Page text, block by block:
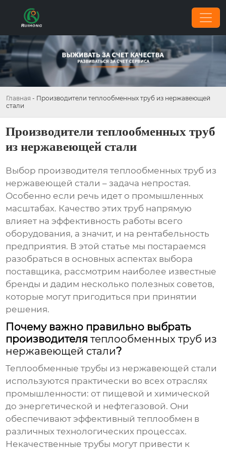
Главная - Производители теплообменных труб из нержавеющей
стали
Производители теплообменных труб
из нержавеющей стали
Выбор производителя теплообменных труб из
нержавеющей стали – задача непростая.
Особенно если речь идет о промышленных
масштабах. Качество этих труб напрямую
влияет на эффективность работы всего
оборудования, а значит, и на рентабельность
предприятия. В этой статье мы постараемся
разобраться в основных аспектах выбора
поставщика, рассмотрим наиболее известные
бренды и дадим несколько полезных советов,
которые могут пригодиться при принятии
решения.
Почему важно правильно выбрать
производителятеплообменных труб из
нержавеющей стали?
Теплообменные трубы из нержавеющей стали
используются практически во всех отраслях
промышленности: от пищевой и химической
до энергетической и нефтегазовой. Они
обеспечивают эффективный теплообмен в
различных технологических процессах.
Некачественные трубы могут привести к